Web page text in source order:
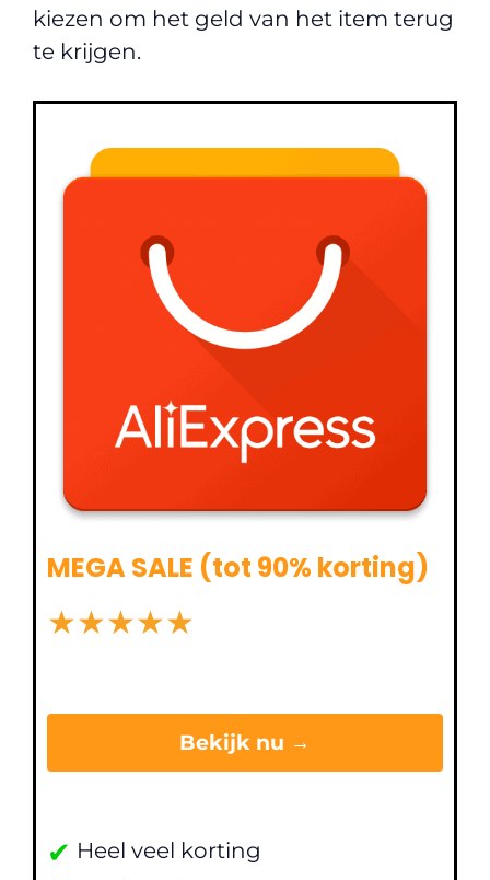
kiezen om het geld van het item terug
te krijgen.
MEGA SALE (tot 90% korting)
★★★★★
Bekijk nu →
✔ Heel veel korting